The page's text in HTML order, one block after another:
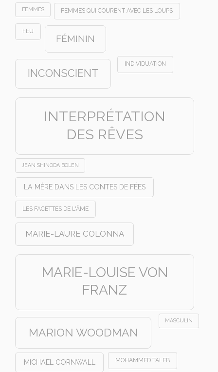
FEMMES FEMMES QUI COURENT AVEC LES LOUPS
FEU
FÉMININ
INCONSCIENT
INDIVIDUATION
INTERPRÉTATION
DES RÊVES
JEAN SHINODA BOLEN
LA MÈRE DANS LES CONTES DE FÉES
LES FACETTES DE L'ÂME
MARIE-LAURE COLONNA
MARIE-LOUISE VON
FRANZ
MARION WOODMAN
MASCULIN
MICHAEL CORNWALL MOHAMMED TALEB